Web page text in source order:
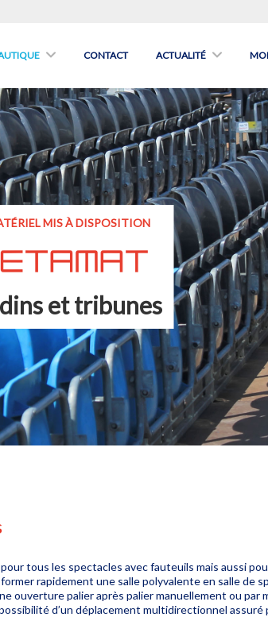
CONTACT ACTUALITÉ
MIS À DISPOSITION
et tribunes
tous les spectacles avec fauteuils mais aussi
rapidement une salle polyvalente en salle de
ouverture palier après palier manuellement ou
d’un déplacement multidirectionnel